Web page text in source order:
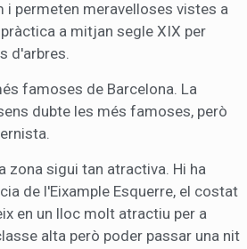
permeten meravelloses vistes a
a mitjan segle XIX per
d'arbres.
famoses de Barcelona. La
dubte les més famoses, però
zona sigui tan atractiva. Hi ha
de l'Eixample Esquerre, el costat
en un lloc molt atractiu per a
alta però poder passar una nit